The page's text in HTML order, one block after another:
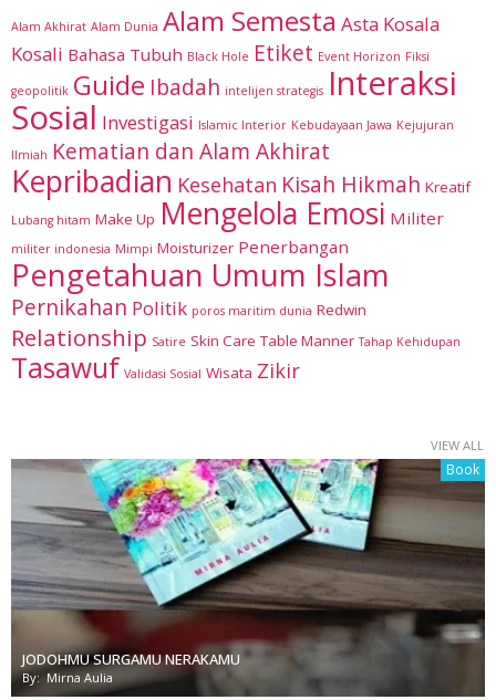
Alam Akhirat Alam Dunia Alam Semesta Asta Kosala
Kosali Bahasa Tubuh Black Hole Etiket Event Horizon Fiksi
geopolitik Guide Ibadah intelijen strategis Interaksi
Sosial Investigasi Islamic Interior Kebudayaan Jawa Kejujuran
Ilmiah Kematian dan Alam Akhirat
Kepribadian Kesehatan Kisah Hikmah Kreatif
Lubang hitam Make Up Mengelola Emosi Militer
militer indonesia Mimpi Moisturizer Penerbangan
Pengetahuan Umum Islam
Pernikahan Politik poros maritim dunia Redwin
Relationship Satire Skin Care Table Manner Tahap Kehidupan
Tasawuf Validasi Sosial Wisata Zikir
VIEW ALL
Book
JODOHMU SURGAMU NERAKAMU
By: Mirna Aulia